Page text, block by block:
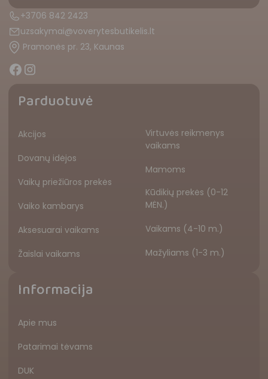
+3706 842 2423
uzsakymai@voverytesbutikelis.lt
Pramonės pr. 23, Kaunas
Parduotuvė
Akcijos
Dovanų idėjos
Vaikų priežiūros prekės
Vaiko kambarys
Aksesuarai vaikams
Žaislai vaikams
Virtuvės reikmenys
vaikams
Mamoms
Kūdikių prekės (0-12
MĖN.)
Vaikams (4-10 m.)
Mažyliams (1-3 m.)
Informacija
Apie mus
Patarimai tėvams
DUK